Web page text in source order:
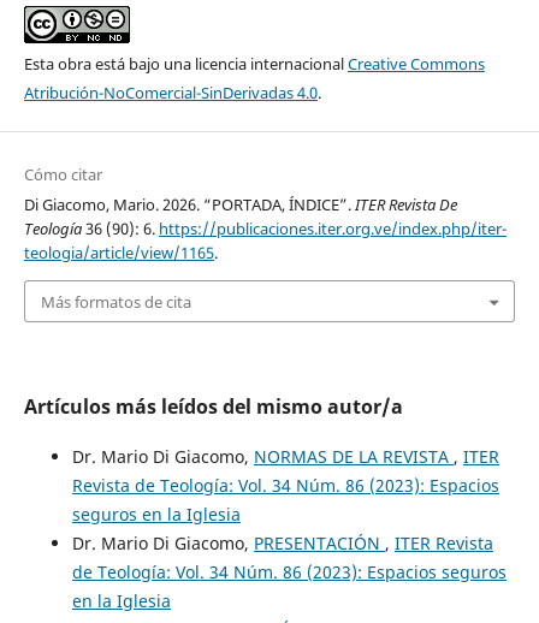
Esta obra está bajo una licencia internacionalCreative Commons
Atribución-NoComercial-SinDerivadas 4.0.
Cómo citar
Di Giacomo, Mario. 2026. “PORTADA, ÍNDICE”.ITER Revista De
Teología36 (90): 6. https://publicaciones.iter.org.ve/index.php/iter-
teologia/article/view/1165.
Más formatos de cita
Artículos más leídos del mismo autor/a
Dr. Mario Di Giacomo, NORMAS DE LA REVISTA , ITER
Revista de Teología: Vol. 34 Núm. 86 (2023): Espacios
seguros en la Iglesia
Dr. Mario Di Giacomo, PRESENTACIÓN , ITER Revista
de Teología: Vol. 34 Núm. 86 (2023): Espacios seguros
en la Iglesia